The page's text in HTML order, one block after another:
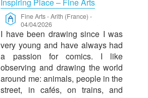
Fine Arts-Arith (France) -
04/04/2026
I have been drawing since I was
very young and have always had
a passion for comics. I like
observing and drawing the world
around me: animals, people in the
street, in cafés, on trains, and